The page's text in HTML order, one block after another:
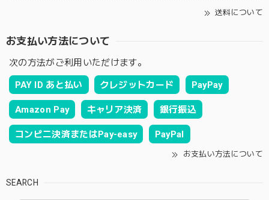
送料について
お支払い方法について
次の方法がご利用いただけます。
PAY ID あと払い クレジットカード PayPay
Amazon Pay キャリア決済 銀行振込
コンビニ決済またはPay-easy PayPal
お支払い方法について
SEARCH